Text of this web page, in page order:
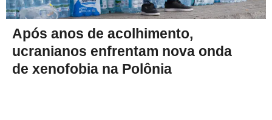
Após anos de acolhimento,
ucranianos enfrentam nova onda
de xenofobia na Polônia